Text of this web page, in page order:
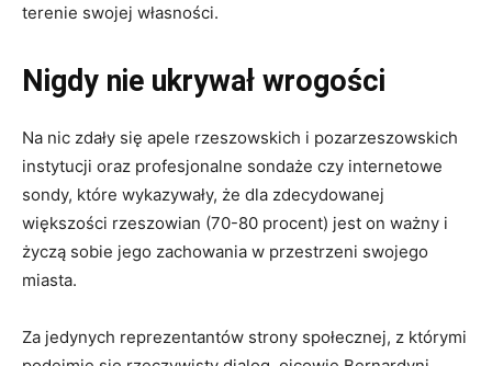
terenie swojej własności.
Nigdy nie ukrywał wrogości
Na nic zdały się apele rzeszowskich i pozarzeszowskich
instytucji oraz profesjonalne sondaże czy internetowe
sondy, które wykazywały, że dla zdecydowanej
większości rzeszowian (70-80 procent) jest on ważny i
życzą sobie jego zachowania w przestrzeni swojego
miasta.
Za jedynych reprezentantów strony społecznej, z którymi